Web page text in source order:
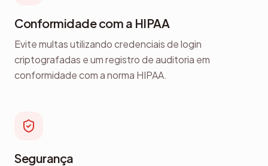
Conformidade com a HIPAA
Evite multas utilizando credenciais de login
criptografadas e um registro de auditoria em
conformidade com a norma HIPAA.
Segurança